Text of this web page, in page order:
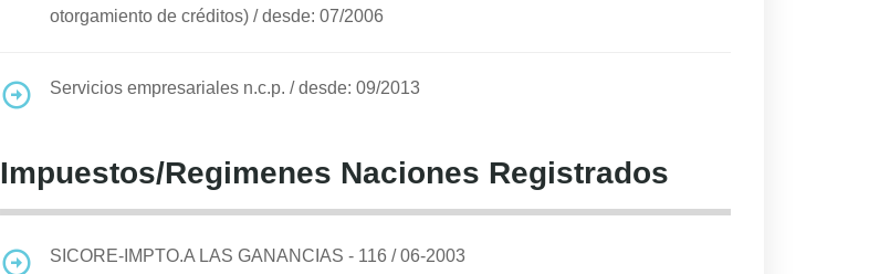
otorgamiento de créditos) /desde: 07/2006
Servicios empresariales n.c.p. /desde: 09/2013
Impuestos/Regimenes Naciones Registrados
SICORE-IMPTO.A LAS GANANCIAS - 116 /06-2003